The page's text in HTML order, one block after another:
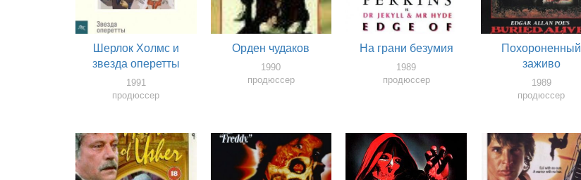
Шерлок Холмс и
звезда оперетты
1991
продюссер
Орден чудаков
1990
продюссер
На грани безумия
1989
продюссер
Похороненный
заживо
1989
продюссер